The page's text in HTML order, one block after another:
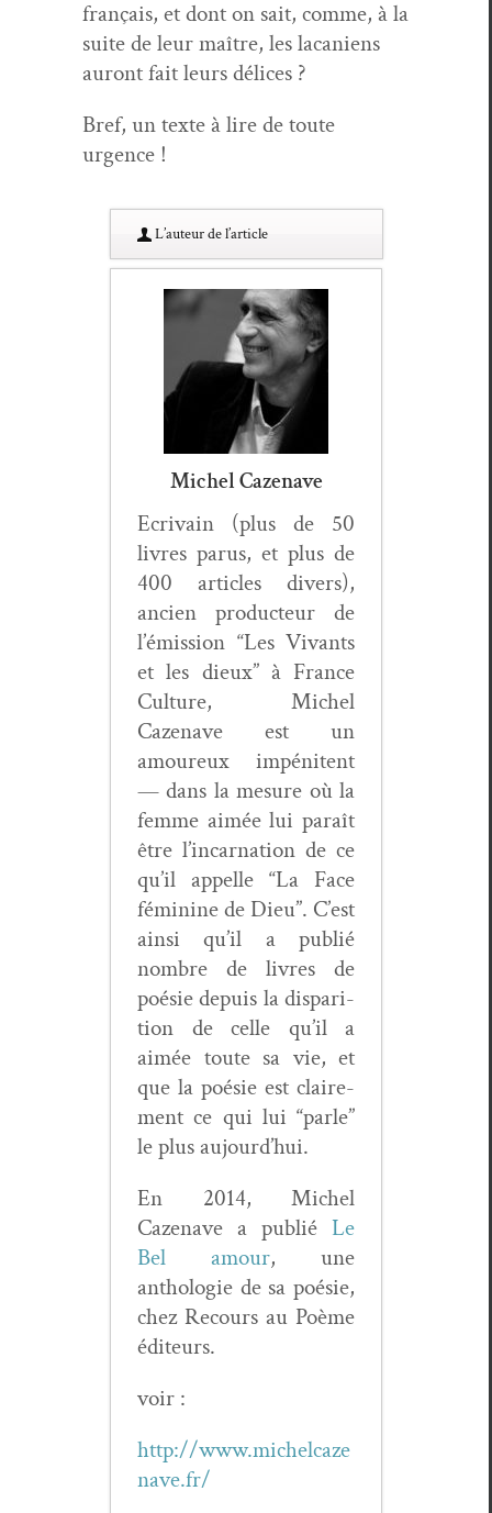
français, et dont on sait, comme, à la
suite de leur maître, les lacaniens
auront fait leurs délices ?
Bref, un texte à lire de toute
urgence !
L’au­teur de l’article
Michel Cazenave
Ecrivain (plus de 50
livres parus, et plus de
400 arti­cles divers),
ancien pro­duc­teur de
l’émis­sion “Les Vivants
et les dieux” à France
Cul­ture, Michel
Cazenave est un
amoureux impéni­tent
— dans la mesure où la
femme aimée lui paraît
être l’in­car­na­tion de ce
qu’il appelle “La Face
fémi­nine de Dieu”. C’est
ain­si qu’il a pub­lié
nom­bre de livres de
poésie depuis la dis­pari­
tion de celle qu’il a
aimée toute sa vie, et
que la poésie est claire­
ment ce qui lui “par­le”
le plus aujourd’hui.
En 2014, Michel
Cazenave a pub­lié Le
Bel amour, une
antholo­gie de sa poésie,
chez Recours au Poème
éditeurs.
voir :
http://www.michelcaze
nave.fr/